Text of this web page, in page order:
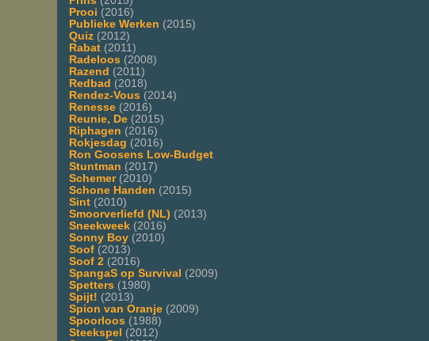
Prooi (2016)
Publieke Werken (2015)
Quiz (2012)
Rabat (2011)
Radeloos (2008)
Razend (2011)
Redbad (2018)
Rendez-Vous (2014)
Renesse (2016)
Reunie, De (2015)
Riphagen (2016)
Rokjesdag (2016)
Ron Goosens Low-Budget
Stuntman (2017)
Schemer(2010)
Schone Handen (2015)
Sint (2010)
Smoorverliefd (NL) (2013)
Sneekweek (2016)
Sonny Boy (2010)
Soof (2013)
Soof 2 (2016)
SpangaS op Survival (2009)
Spetters (1980)
Spijt! (2013)
Spion van Oranje (2009)
Spoorloos (1988)
Steekspel (2012)